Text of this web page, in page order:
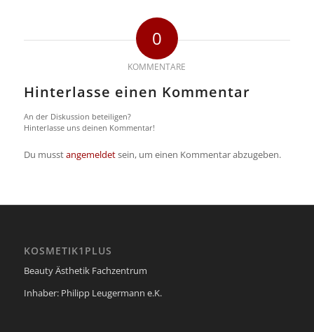
0
KOMMENTARE
Hinterlasse einen Kommentar
An der Diskussion beteiligen?
Hinterlasse uns deinen Kommentar!
Du musstangemeldetsein, um einen Kommentar abzugeben.
KOSMETIK1PLUS
Beauty Ästhetik Fachzentrum
Inhaber: Philipp Leugermann e.K.